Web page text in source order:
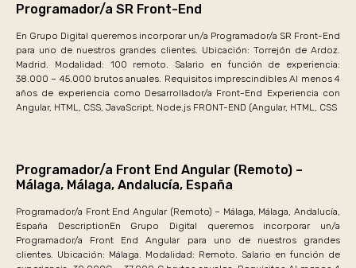
Programador/a SR Front-End
En Grupo Digital queremos incorporar un/a Programador/a SR Front-End
para uno de nuestros grandes clientes. Ubicación: Torrejón de Ardoz.
Madrid. Modalidad: 100 remoto. Salario en función de experiencia:
38.000 – 45.000 brutos anuales. Requisitos imprescindibles Al menos 4
años de experiencia como Desarrollador/a Front-End Experiencia con
Angular, HTML, CSS, JavaScript, Node.js FRONT-END (Angular, HTML, CSS
Programador/a Front End Angular (Remoto) –
Málaga, Málaga, Andalucía, España
Programador/a Front End Angular (Remoto) – Málaga, Málaga, Andalucía,
España DescriptionEn Grupo Digital queremos incorporar un/a
Programador/a Front End Angular para uno de nuestros grandes
clientes. Ubicación: Málaga. Modalidad: Remoto. Salario en función de